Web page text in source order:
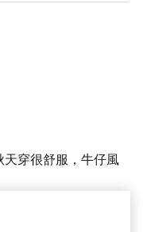
天穿很舒服，牛仔風